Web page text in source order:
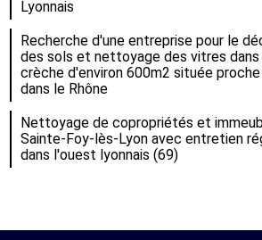
Lyonnais
Recherche d'une entreprise pour le
des sols et nettoyage des vitres dans
crèche d'environ 600m2 située
dans le Rhône
Nettoyage de copropriétés et
Sainte-Foy-lès-Lyon avec entretien
dans l'ouest lyonnais (69)